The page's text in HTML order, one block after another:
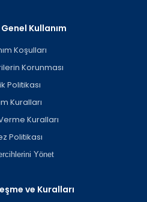
Kullanım
Koşulları
Korunması
Politikası
Kuralları
Kuralları
Politikası
Yönet
ve Kuralları